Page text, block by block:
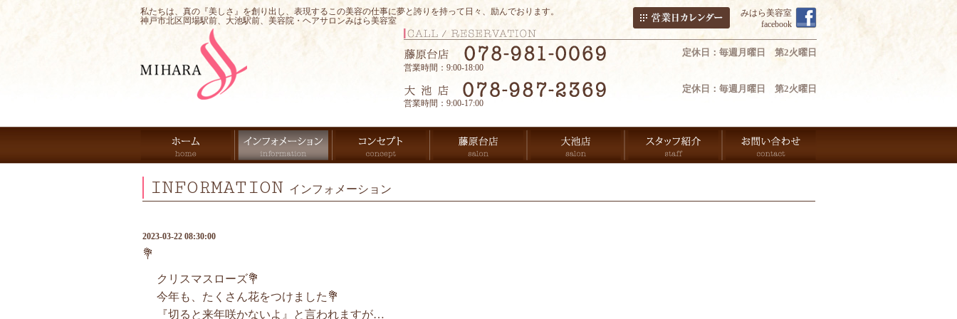
私たちは、真の『美しさ』を創り出し、表現するこの美容の仕事に夢と誇りを持って日々、励んでおります。
神戸市北区岡場駅前、大池駅前、美容院・ヘアサロンみはら美容室
みはら美容室
facebook
定休日：毎週月曜日 第2火曜日
営業時間：9:00-18:00
定休日：毎週月曜日 第2火曜日
営業時間：9:00-17:00
INFORMATION インフォメーション
2023-03-22 08:30:00
💐
クリスマスローズ💐
今年も、たくさん花をつけました💐
『切ると来年咲かないよ』と言われますが…